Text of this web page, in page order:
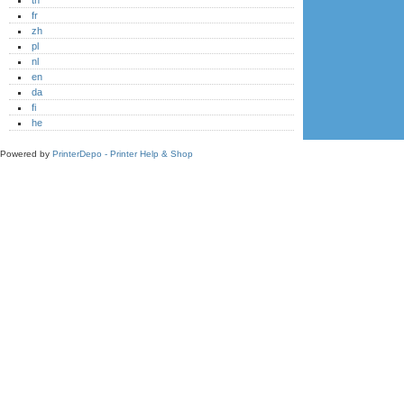
fr
zh
pl
nl
en
da
fi
he
Powered by PrinterDepo - Printer Help & Shop